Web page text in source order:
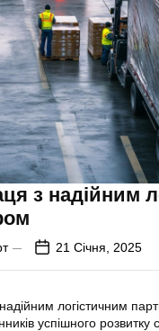
з надійним
21 Січня, 2025
логістичним
успішного розвитку